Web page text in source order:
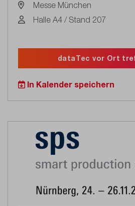
Messe München
Halle A4 / Stand 207
In Kalender speichern